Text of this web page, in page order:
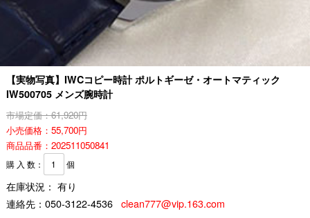
【実物写真】IWCコピー時計 ポルトギーゼ・オートマティック
IW500705 メンズ腕時計
市場定価：61,920円
小売価格：55,700円
商品品番：202511050841
購 入 数： 個
在庫状況： 有り
連絡先： 050-3122-4536 clean777@vip.163.com